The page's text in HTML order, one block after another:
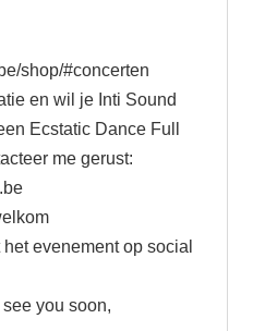
shop/#concerten
en wil je Inti Sound
Ecstatic Dance Full
me gerust:
evenement op social
you soon,